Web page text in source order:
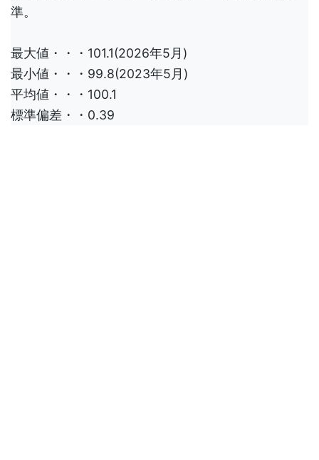
準。
最大値・・・101.1(2026年5月)
最小値・・・99.8(2023年5月)
平均値・・・100.1
標準偏差・・0.39